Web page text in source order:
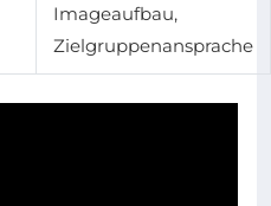
Imageaufbau,
Zielgruppenansprache